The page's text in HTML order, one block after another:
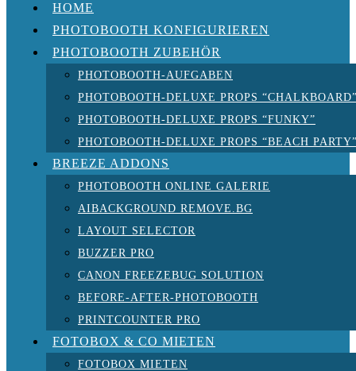
HOME
PHOTOBOOTH KONFIGURIEREN
PHOTOBOOTH ZUBEHÖR
PHOTOBOOTH-AUFGABEN
PHOTOBOOTH-DELUXE PROPS
PHOTOBOOTH-DELUXE PROPS “FUNKY”
PHOTOBOOTH-DELUXE PROPS “BEACH
BREEZE ADDONS
PHOTOBOOTH ONLINE GALERIE
AIBACKGROUND REMOVE.BG
LAYOUT SELECTOR
BUZZER PRO
CANON FREEZEBUG SOLUTION
BEFORE-AFTER-PHOTOBOOTH
PRINTCOUNTER PRO
FOTOBOX & CO MIETEN
FOTOBOX MIETEN